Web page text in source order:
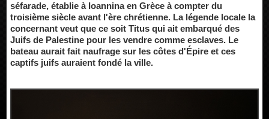
séfarade, établie à Ioannina en Grèce à compter du
troisième siècle avant l'ère chrétienne. La légende locale la
concernant veut que ce soit Titus qui ait embarqué des
Juifs de Palestine pour les vendre comme esclaves. Le
bateau aurait fait naufrage sur les côtes d'Épire et ces
captifs juifs auraient fondé la ville.